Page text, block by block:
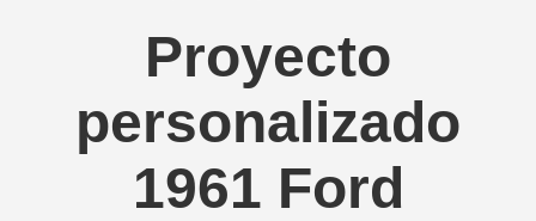
Proyecto
personalizado
1961 Ford